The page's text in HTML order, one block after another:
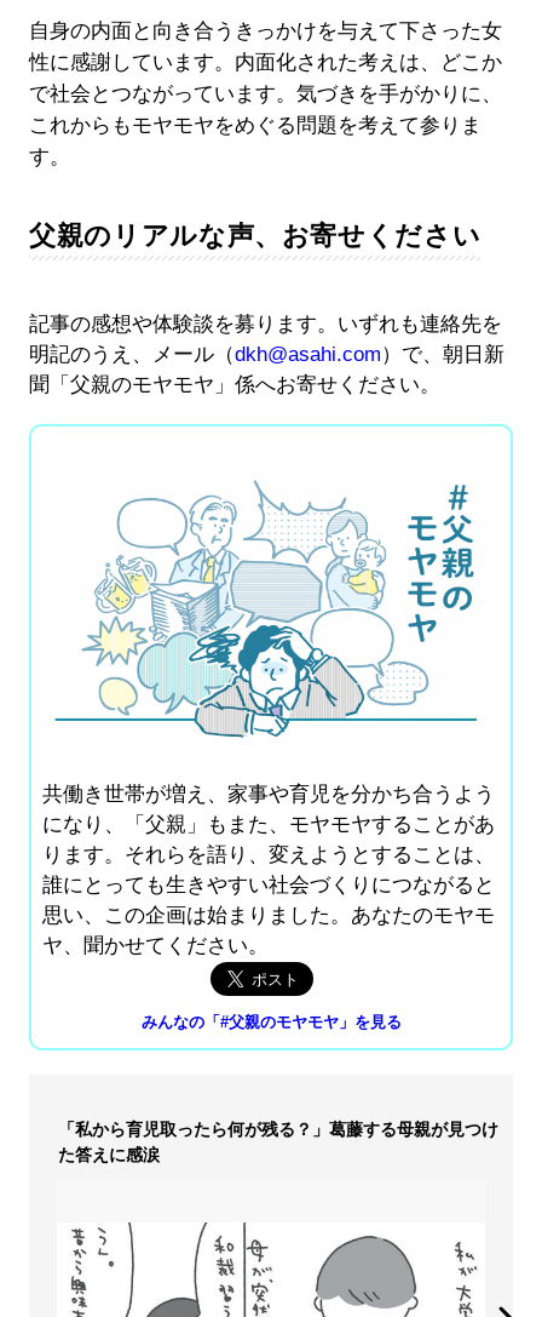
自身の内面と向き合うきっかけを与えて下さった女
性に感謝しています。内面化された考えは、どこか
で社会とつながっています。気づきを手がかりに、
これからもモヤモヤをめぐる問題を考えて参りま
す。
父親のリアルな声、お寄せください
記事の感想や体験談を募ります。いずれも連絡先を
明記のうえ、メール（dkh@asahi.com）で、朝日新
聞「父親のモヤモヤ」係へお寄せください。
共働き世帯が増え、家事や育児を分かち合うよう
になり、「父親」もまた、モヤモヤすることがあ
ります。それらを語り、変えようとすることは、
誰にとっても生きやすい社会づくりにつながると
思い、この企画は始まりました。あなたのモヤモ
ヤ、聞かせてください。
みんなの「#父親のモヤモヤ」を見る
「私から育児取ったら何が残る？」葛藤する母親が見つけ
た答えに感涙